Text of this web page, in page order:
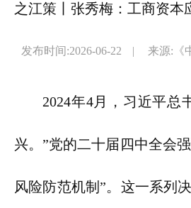
之江策丨张秀梅：工商资本
发布时间:2026-06-22 | 来源:《
2024年4月，习近平
兴。”党的二十届四中全会
风险防范机制”。这一系列